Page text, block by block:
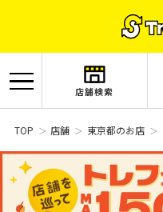
店舗検索
TOP 店舗 東京都のお店